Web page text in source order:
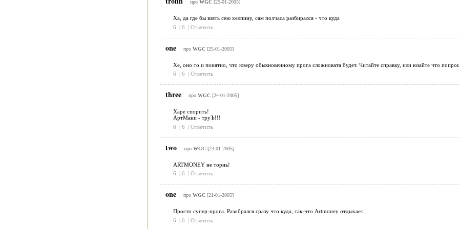
про WGC [25-01-2005]
Ха, да где бы взять сею хелпину, сам полчаса разбирался - что куда
6
| 6 | Ответить
one про WGC [25-01-2005]
Хе, оно то и понятно, что юзеру обыкновенному прога сложновата будет. Читайте справку, или юзайте что
6
| 6 | Ответить
three про WGC [24-01-2005]
Харе спорить!
АртМани - труЪ!!!
6
| 6 | Ответить
two про WGC [23-01-2005]
ARTMONEY не торнь!
6
| 6 | Ответить
one про WGC [21-01-2005]
Просто супер-прога. Разобрался сразу что куда, так-что Artmoney отдыхает.
6
| 6 | Ответить